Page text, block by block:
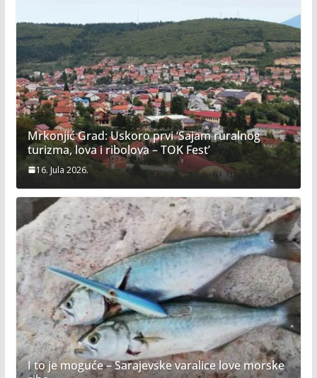
Mrkonjić Grad: Uskoro prvi ‘Sajam ruralnog
turizma, lova i ribolova – TOK Fest’
16. Jula 2026.
I to je moguće – Sarajevske varalice love morske